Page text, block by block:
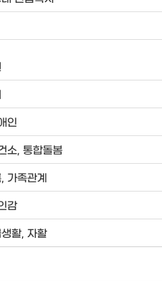
인
소, 통합돌봄
가족관계
감
활, 자활